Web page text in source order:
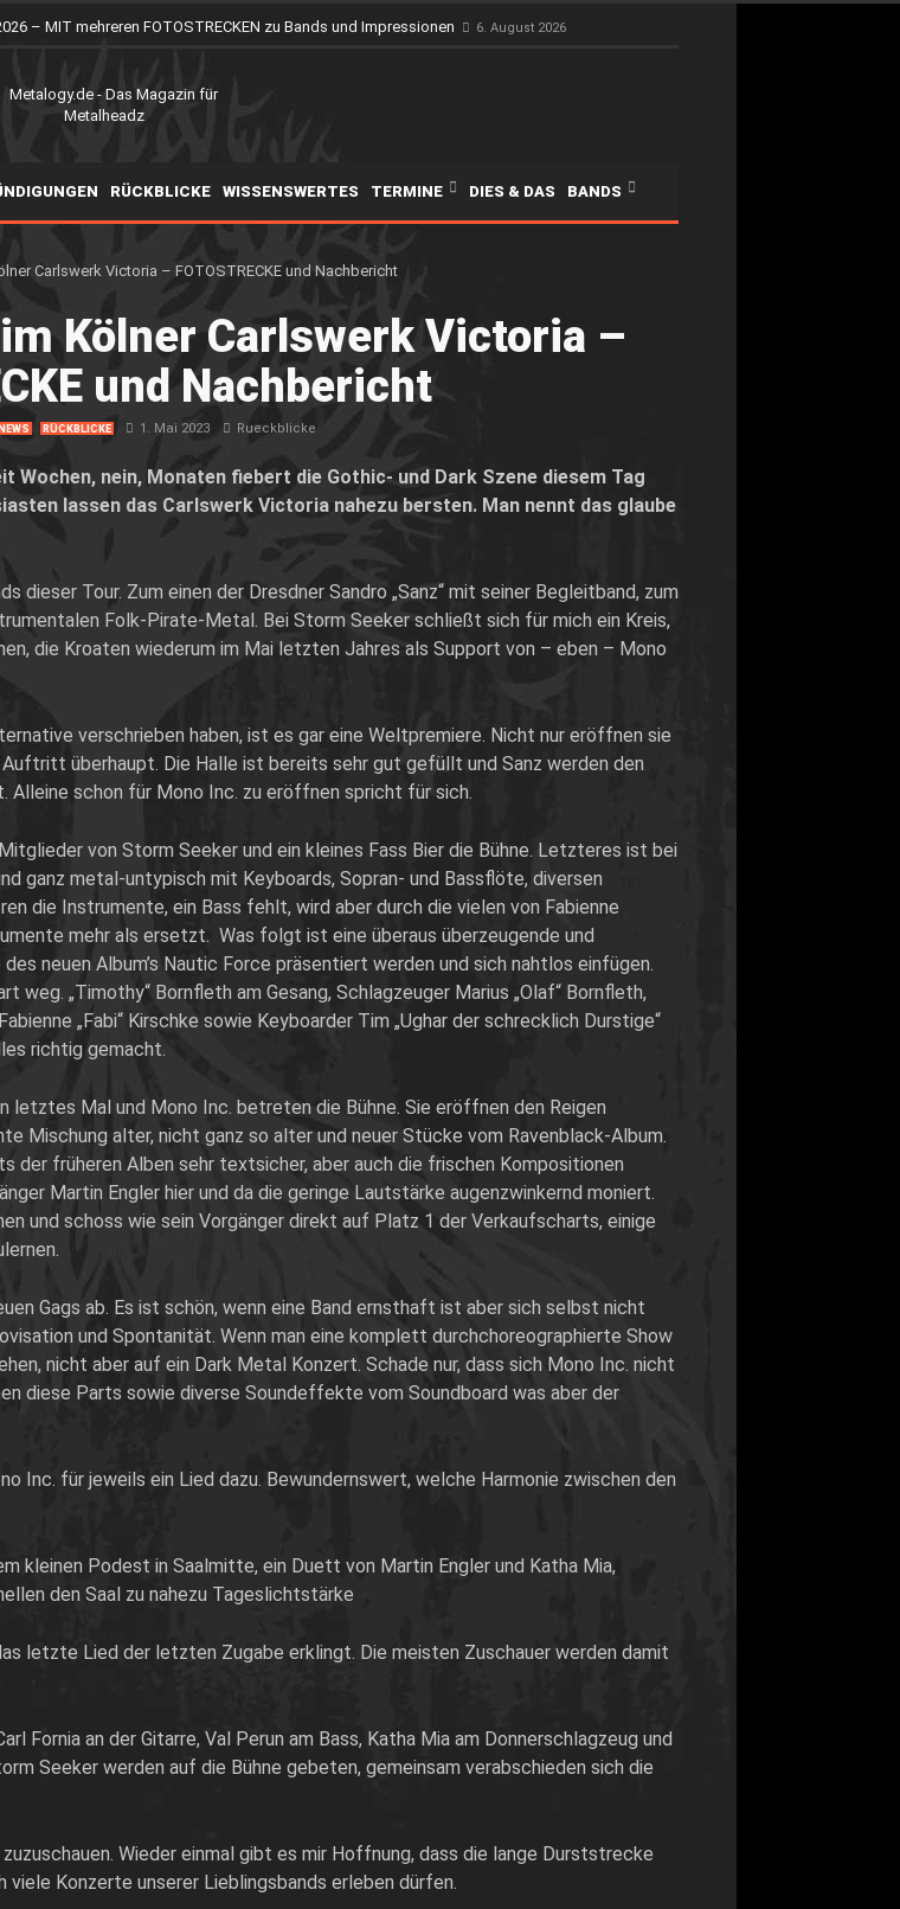
– MIT mehreren FOTOSTRECKEN zu Bands und Impressionen 6. August 2026
RÜCKBLICKE WISSENSWERTES TERMINE DIES & DAS BANDS
Kölner Carlswerk Victoria –
und Nachbericht
NEWS RÜCKBLICKE 1. Mai 2023 Rueckblicke
nein, Monaten fiebert die Gothic- und Dark Szene diesem Tag
lassen das Carlswerk Victoria nahezu bersten. Man nennt das glaube
dieser Tour. Zum einen der Dresdner Sandro „Sanz“ mit seiner Begleitband, zum
Folk-Pirate-Metal. Bei Storm Seeker schließt sich für mich ein Kreis,
die Kroaten wiederum im Mai letzten Jahres als Support von – eben – Mono
verschrieben haben, ist es gar eine Weltpremiere. Nicht nur eröffnen sie
überhaupt. Die Halle ist bereits sehr gut gefüllt und Sanz werden den
Alleine schon für Mono Inc. zu eröffnen spricht für sich.
von Storm Seeker und ein kleines Fass Bier die Bühne. Letzteres ist bei
ganz metal-untypisch mit Keyboards, Sopran- und Bassflöte, diversen
die Instrumente, ein Bass fehlt, wird aber durch die vielen von Fabienne
mehr als ersetzt. Was folgt ist eine überaus überzeugende und
neuen Album’s Nautic Force präsentiert werden und sich nahtlos einfügen.
weg. „Timothy“ Bornfleth am Gesang, Schlagzeuger Marius „Olaf“ Bornfleth,
„Fabi“ Kirschke sowie Keyboarder Tim „Ughar der schrecklich Durstige“
richtig gemacht.
letztes Mal und Mono Inc. betreten die Bühne. Sie eröffnen den Reigen
Mischung alter, nicht ganz so alter und neuer Stücke vom Ravenblack-Album.
der früheren Alben sehr textsicher, aber auch die frischen Kompositionen
Martin Engler hier und da die geringe Lautstärke augenzwinkernd moniert.
und schoss wie sein Vorgänger direkt auf Platz 1 der Verkaufscharts, einige
Gags ab. Es ist schön, wenn eine Band ernsthaft ist aber sich selbst nicht
und Spontanität. Wenn man eine komplett durchchoreographierte Show
nicht aber auf ein Dark Metal Konzert. Schade nur, dass sich Mono Inc. nicht
diese Parts sowie diverse Soundeffekte vom Soundboard was aber der
Inc. für jeweils ein Lied dazu. Bewundernswert, welche Harmonie zwischen den
kleinen Podest in Saalmitte, ein Duett von Martin Engler und Katha Mia,
den Saal zu nahezu Tageslichtstärke
letzte Lied der letzten Zugabe erklingt. Die meisten Zuschauer werden damit
Fornia an der Gitarre, Val Perun am Bass, Katha Mia am Donnerschlagzeug und
Seeker werden auf die Bühne gebeten, gemeinsam verabschieden sich die
Wieder einmal gibt es mir Hoffnung, dass die lange Durststrecke
Konzerte unserer Lieblingsbands erleben dürfen.